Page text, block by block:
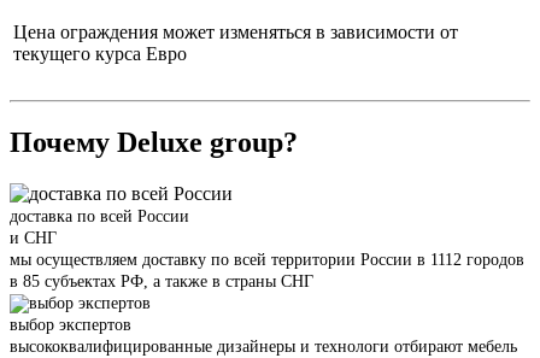
Цена ограждения может изменяться в зависимости от
текущего курса Евро
Почему Deluxe group?
доставка по всей России
и СНГ
мы осуществляем доставку по всей территории России в 1112 городов
в 85 субъектах РФ, а также в страны СНГ
выбор экспертов
высококвалифицированные дизайнеры и технологи отбирают мебель